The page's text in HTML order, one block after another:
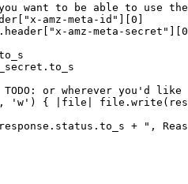
want to be able to use
amz-meta-id"][0]
amz-meta-
or wherever you'd like
'w') { |file|
+ ",